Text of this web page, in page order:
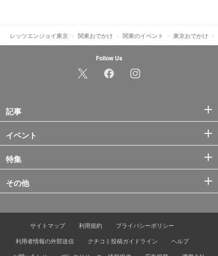
レッツエンジョイ東京 関東おでかけ 関東のイベント 東京おでかけ
Follow Us
記事
イベント
特集
その他
サイトマップ 利用規約
プライバシーポリシー
利用者情報の外部送信
クチコミ投稿ガイドライン
ヘルプ